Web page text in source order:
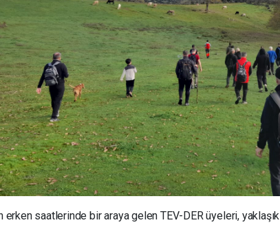
erken saatlerinde bir araya gelen TEV-DER üyeleri, yaklaşık